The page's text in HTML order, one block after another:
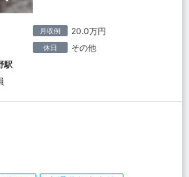
月収例 20.0万円
休日 その他
駅